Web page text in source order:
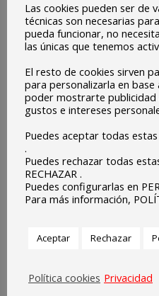
Hidalgo Marcos 1
Las cookies pueden ser de
técnicas son necesarias
pueda funcionar, no
las únicas que tenemos
El resto de cookies sirven
para personalizarla en
poder mostrarte publicidad
gustos e intereses
Puedes aceptar todas
.
Puedes rechazar todas
RECHAZAR .
Puedes configurarlas en
Para más información,
Aceptar Rechazar
Política cookies Privacidad